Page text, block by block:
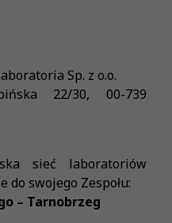
Sp. z o.o.
22/30, 00-739
sieć laboratoriów
do swojego Zespołu:
– Tarnobrzeg